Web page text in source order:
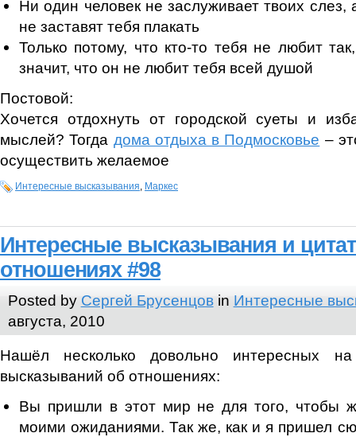
Ни один человек не заслуживает твоих слез,
не заставят тебя плакать
Только потому, что кто-то тебя не любит
значит, что он не любит тебя всей душой
Постовой:
Хочется отдохнуть от городской суеты и
мыслей? Тогда дома отдыха в Подмосковье –
осуществить желаемое
Интересные высказывания, Маркес
Интересные высказывания и
отношениях #98
Posted by Сергей Брусенцовin Интересные
августа, 2010
Нашёл несколько довольно интересных
высказываний об отношениях:
Вы пришли в этот мир не для того, чтобы
моими ожиданиями. Так же, как и я пришел